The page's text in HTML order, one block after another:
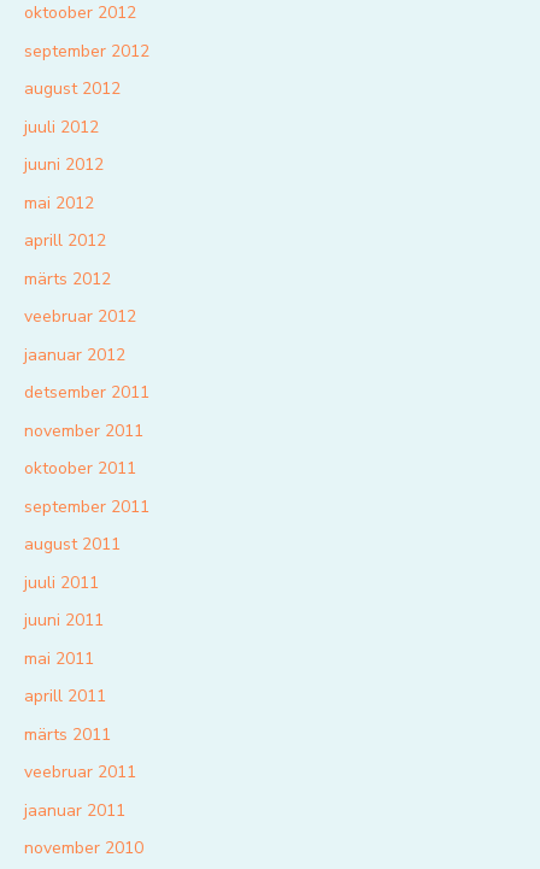
oktoober 2012
september 2012
august 2012
juuli 2012
juuni 2012
mai 2012
aprill 2012
märts 2012
veebruar 2012
jaanuar 2012
detsember 2011
november 2011
oktoober 2011
september 2011
august 2011
juuli 2011
juuni 2011
mai 2011
aprill 2011
märts 2011
veebruar 2011
jaanuar 2011
november 2010